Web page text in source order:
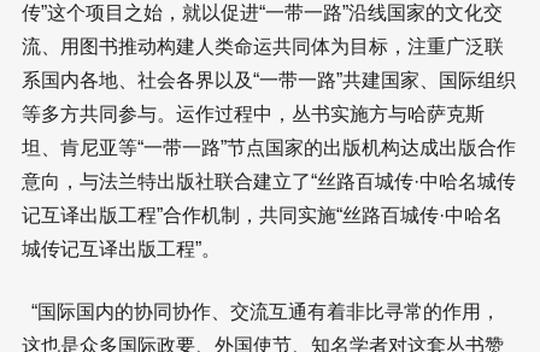
传”这个项目之始，就以促进“一带一路”沿线国家的文化交
流、用图书推动构建人类命运共同体为目标，注重广泛联
系国内各地、社会各界以及“一带一路”共建国家、国际组织
等多方共同参与。运作过程中，丛书实施方与哈萨克斯
坦、肯尼亚等“一带一路”节点国家的出版机构达成出版合作
意向，与法兰特出版社联合建立了“丝路百城传·中哈名城传
记互译出版工程”合作机制，共同实施“丝路百城传·中哈名
城传记互译出版工程”。
“国际国内的协同协作、交流互通有着非比寻常的作用，
这也是众多国际政要、外国使节、知名学者对这套丛书赞